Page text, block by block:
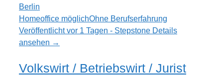
Berlin
Homeoffice möglichOhne Berufserfahrung
Veröffentlicht vor 1 Tagen - Stepstone Details
ansehen →
Volkswirt / Betriebswirt / Jurist